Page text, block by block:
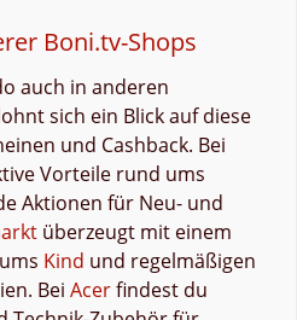
Boni.tv-Shops
auch in anderen
sich ein Blick auf diese
und Cashback. Bei
Vorteile rund ums
Aktionen für Neu- und
überzeugt mit einem
Kind und regelmäßigen
Bei Acerfindest du